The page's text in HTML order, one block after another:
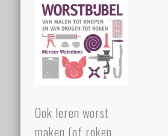
Ook leren worst
maken (of roken,